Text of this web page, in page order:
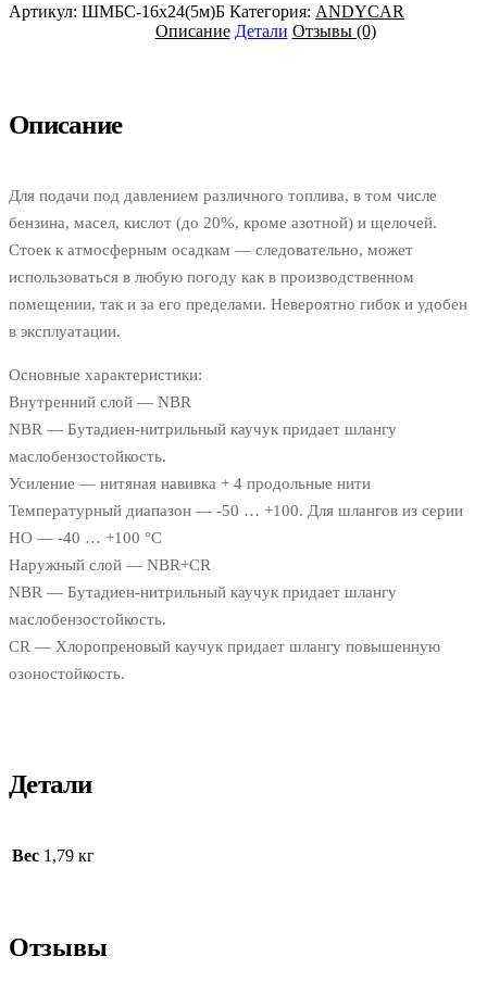
за
Артикул: ШМБС-16х24(5м)Б Категория: ANDYCAR
Описание Детали Отзывы (0)
Описание
Для подачи под давлением различного топлива, в том числе
бензина, масел, кислот (до 20%, кроме азотной) и щелочей.
Стоек к атмосферным осадкам — следовательно, может
использоваться в любую погоду как в производственном
помещении, так и за его пределами. Невероятно гибок и удобен
в эксплуатации.
Основные характеристики:
Внутренний слой — NBR
NBR — Бутадиен-нитрильный каучук придает шлангу
маслобензостойкость.
Усиление — нитяная навивка + 4 продольные нити
Температурный диапазон — -50 … +100. Для шлангов из серии
HO — -40 … +100 °C
Наружный слой — NBR+CR
NBR — Бутадиен-нитрильный каучук придает шлангу
маслобензостойкость.
CR — Хлоропреновый каучук придает шлангу повышенную
озоностойкость.
Детали
Вес 1,79 кг
Отзывы